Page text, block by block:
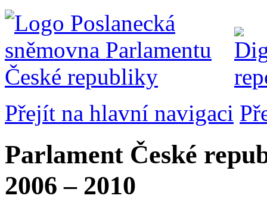
Přejít na hlavní navigaci
Parlament České
2006 – 2010